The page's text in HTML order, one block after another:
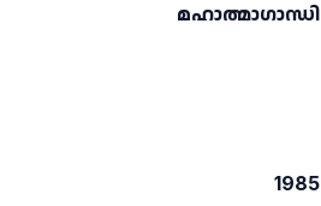
മഹാത്മാഗാന്ധി
1985